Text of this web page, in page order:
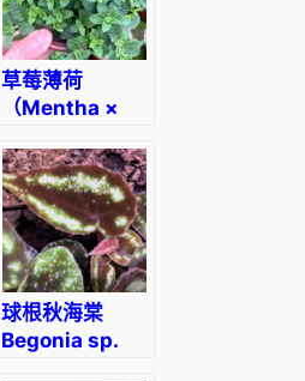
草莓薄荷
（Mentha ×
‘Strawberry’）
球根秋海棠
Begonia sp.